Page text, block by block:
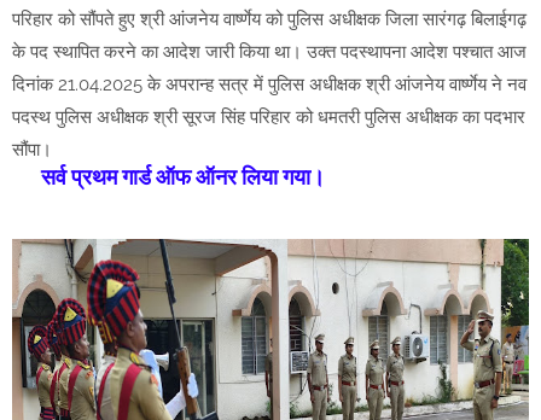
परिहार को सौंपते हुए श्री आंजनेय वार्ष्णेय को पुलिस अधीक्षक जिला सारंगढ़ बिलाईगढ़
के पद स्थापित करने का आदेश जारी किया था। उक्त पदस्थापना आदेश पश्चात आज
दिनांक 21.04.2025 के अपरान्ह सत्र में पुलिस अधीक्षक श्री आंजनेय वार्ष्णेय ने नव
पदस्थ पुलिस अधीक्षक श्री सूरज सिंह परिहार को धमतरी पुलिस अधीक्षक का पदभार
सौंपा।
सर्व प्रथम गार्ड ऑफ ऑनर लिया गया।